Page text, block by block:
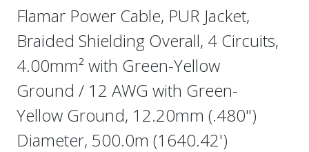
Flamar Power Cable, PUR Jacket,
Braided Shielding Overall, 4 Circuits,
4.00mm² with Green-Yellow
Ground / 12 AWG with Green-
Yellow Ground, 12.20mm (.480")
Diameter, 500.0m (1640.42')